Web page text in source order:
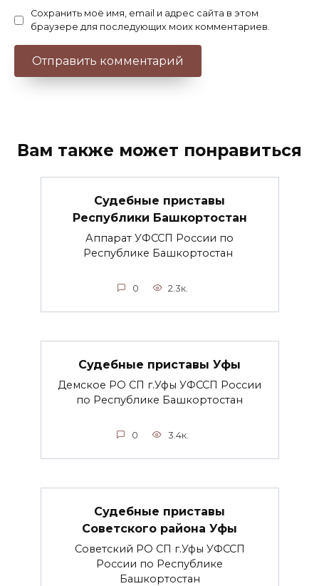
Сохранить моё имя, email и адрес сайта в этом
браузере для последующих моих комментариев.
Вам также может понравиться
Судебные приставы
Республики Башкортостан
Аппарат УФССП России по
Республике Башкортостан
0 2.3к.
Судебные приставы Уфы
Демское РО СП г.Уфы УФССП России
по Республике Башкортостан
0 3.4к.
Судебные приставы
Советского района Уфы
Советский РО СП г.Уфы УФССП
России по Республике
Башкортостан